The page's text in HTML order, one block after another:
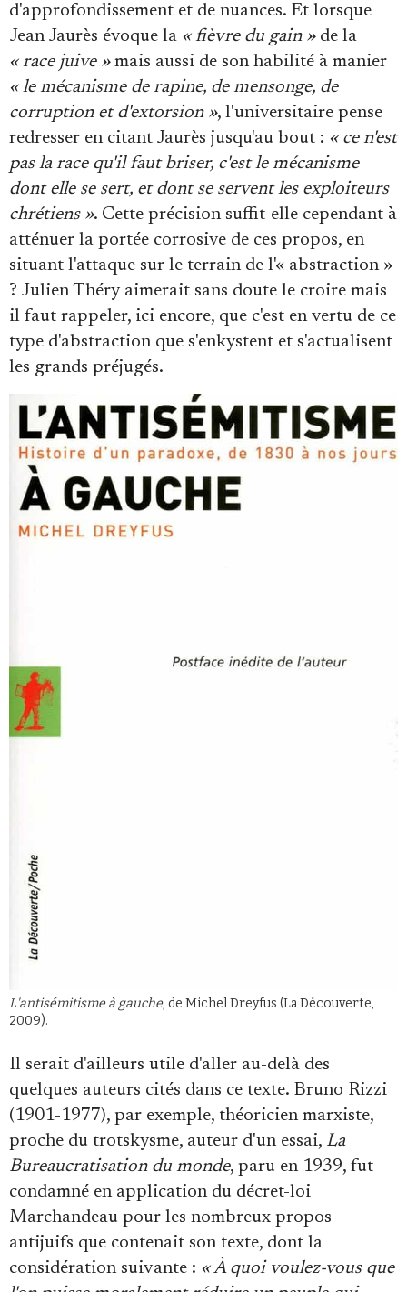
d'approfondissement et de nuances. Et lorsque
Jean Jaurès évoque la « fièvre du gain »de la
« race juive »mais aussi de son habilité à manier
« le mécanisme de rapine, de mensonge, de
corruption et d'extorsion », l'universitaire pense
redresser en citant Jaurès jusqu'au bout : « ce n'est
pas la race qu'il faut briser, c'est le mécanisme
dont elle se sert, et dont se servent les exploiteurs
chrétiens ». Cette précision suffit-elle cependant à
atténuer la portée corrosive de ces propos, en
situant l'attaque sur le terrain de l'« abstraction »
? Julien Théry aimerait sans doute le croire mais
il faut rappeler, ici encore, que c'est en vertu de ce
type d'abstraction que s'enkystent et s'actualisent
les grands préjugés.
L'antisémitisme à gauche, de Michel Dreyfus (La Découverte,
2009).
Il serait d'ailleurs utile d'aller au-delà des
quelques auteurs cités dans ce texte. Bruno Rizzi
(1901-1977), par exemple, théoricien marxiste,
proche du trotskysme, auteur d'un essai, La
Bureaucratisation du monde, paru en 1939, fut
condamné en application du décret-loi
Marchandeau pour les nombreux propos
antijuifs que contenait son texte, dont la
considération suivante : « À quoi voulez-vous que